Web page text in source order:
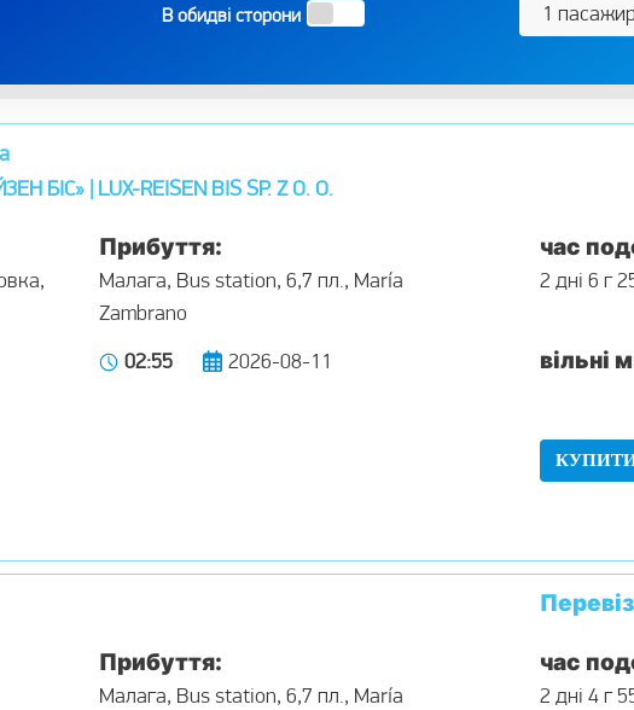
В обидві сторони
БІС» | LUX-REISEN BIS SP. Z O. O.
Прибуття:
Малага, Bus station, 6,7 пл., María
Zambrano
02:55 2026-08-11
час
2 дні 6 г
вільні
Прибуття:
Малага, Bus station, 6,7 пл., María
час
2 дні 4 г